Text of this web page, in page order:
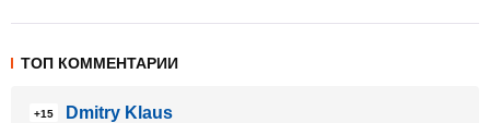
ТОП КОММЕНТАРИИ
+15
Dmitry Klaus